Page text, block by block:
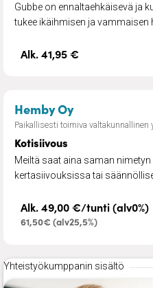
Gubbe on ennaltaehkäisevä ja
tukee ikäihmisen ja vammaisen
Alk. 41,95 €
Hemby Oy– Kotisiivous
Paikallisesti toimiva valtakunnallinen
Kotisiivous
Meiltä saat aina saman
kertasiivouksissa tai
Alk. 49,00 €/tunti (alv0%)
61,50€ (alv25,5%)
Yhteistyökumppanin sisältö